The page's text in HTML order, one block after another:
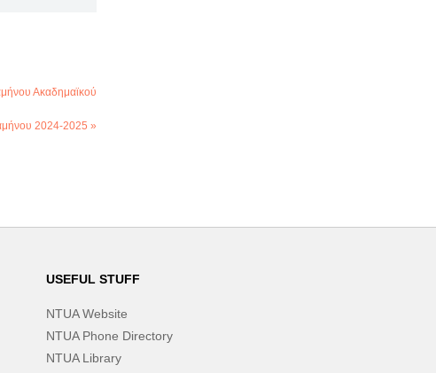
Ακαδημαϊκού
2024-2025 »
USEFUL STUFF
NTUA Website
NTUA Phone Directory
NTUA Library